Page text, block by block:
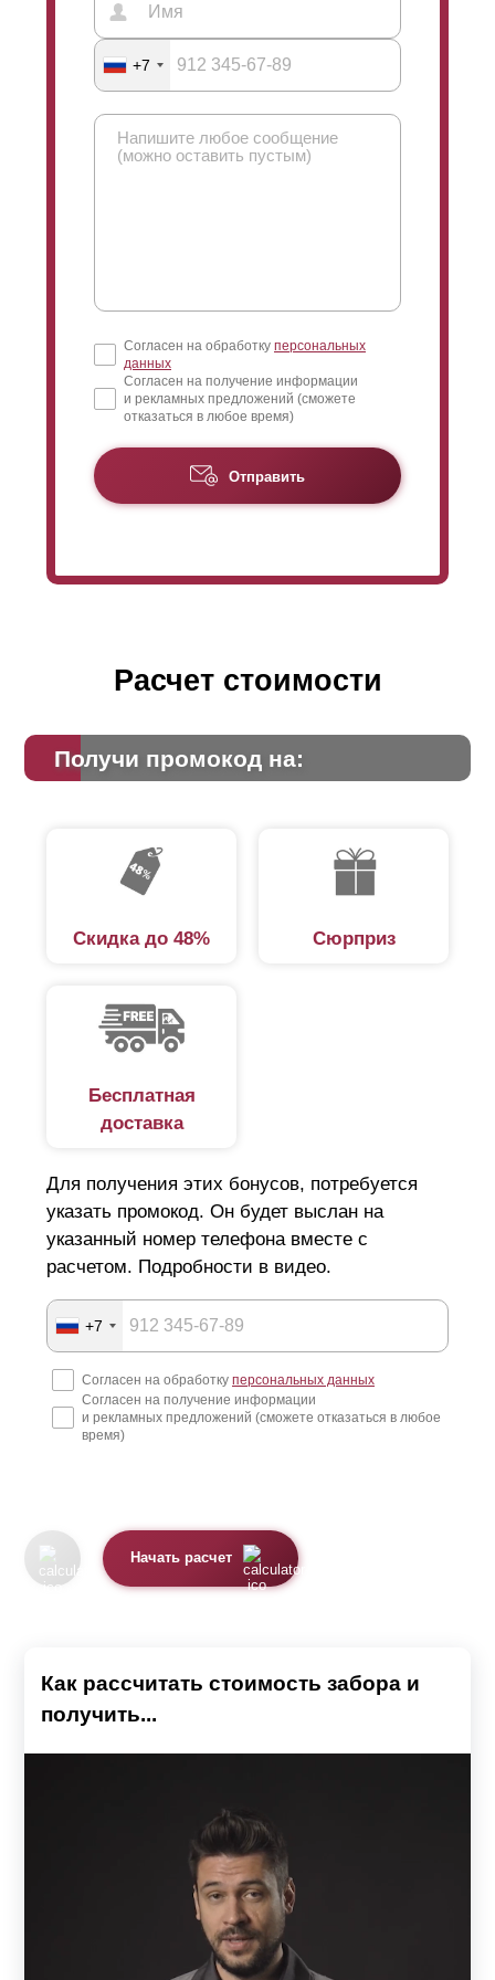
+7
Согласен на обработку персональных
данных
Согласен на получение информации
и рекламных предложений (сможете
отказаться в любое время)
Отправить
Расчет стоимости
Получи промокод на:
Скидка до 48% Сюрприз
Бесплатная
доставка
Для получения этих бонусов, потребуется
указать промокод. Он будет выслан на
указанный номер телефона вместе с
расчетом. Подробности в видео.
+7
Согласен на обработку персональных данных
Согласен на получение информации
и рекламных предложений (сможете отказаться в любое
время)
Начать расчет
Как рассчитать стоимость забора и
получить...